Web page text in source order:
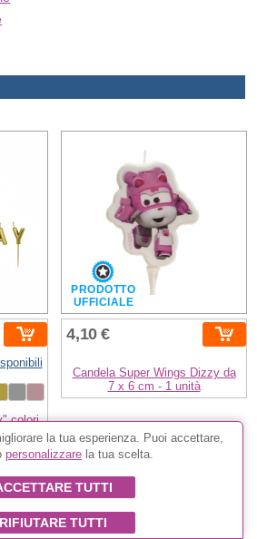
colori
PRODOTTO
UFFICIALE
4,10 €
Candela Super Wings Dizzy da
7 x 6 cm - 1 unità
la tua esperienza. Puoi accettare,
personalizzare la tua scelta.
TUTTI
RIFIUTARE TUTTI